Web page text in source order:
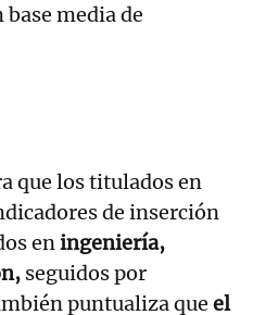
media de
que los titulados en
de inserción
eningeniería,
seguidos por
puntualiza que el